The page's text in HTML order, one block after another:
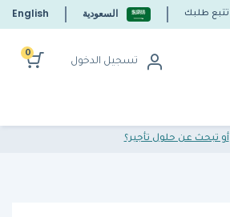
تتبع طلبك السعودية English
تسجيل الدخول
0
أو تبحث عن حلول تأجير؟